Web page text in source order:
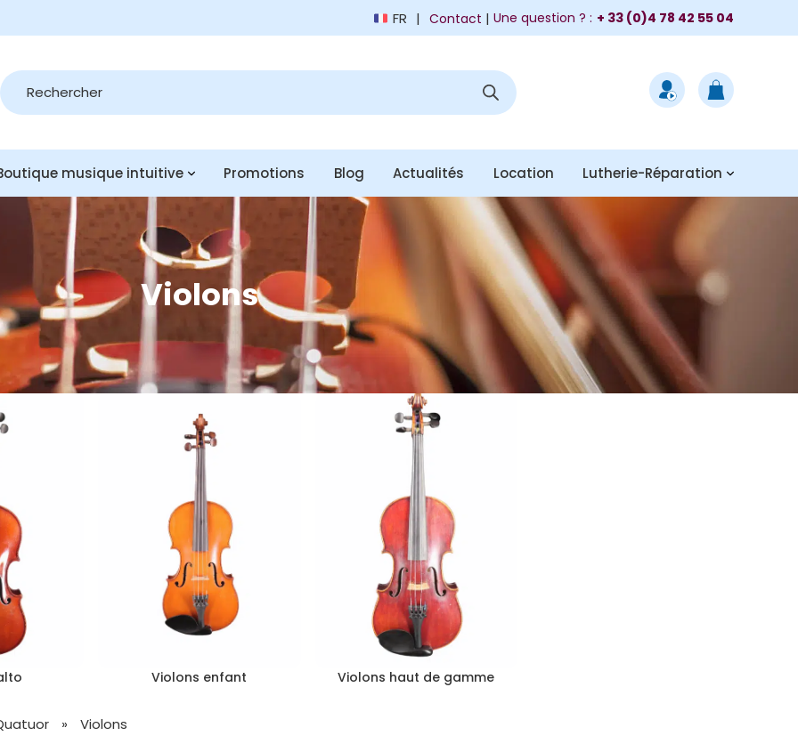
FR Contact | Une question ? : + 33 (0)4 78 42 55 04
Recherche
de
produits
musique intuitive Promotions Blog Actualités Location Lutherie-Réparation
Violons
Violons enfant Violons haut de gamme
» Violons